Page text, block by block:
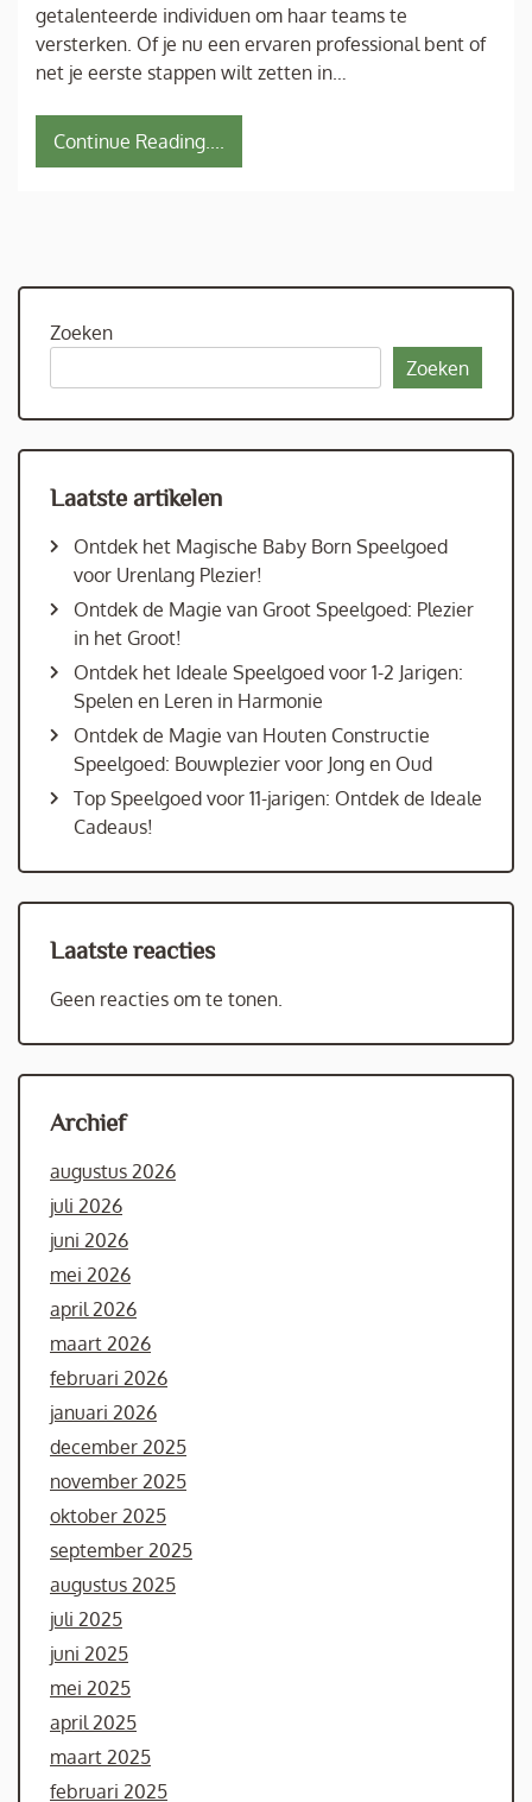
getalenteerde individuen om haar teams te
versterken. Of je nu een ervaren professional bent of
net je eerste stappen wilt zetten in…
Continue Reading....
Zoeken
Zoeken
Laatste artikelen
Ontdek het Magische Baby Born Speelgoed
voor Urenlang Plezier!
Ontdek de Magie van Groot Speelgoed: Plezier
in het Groot!
Ontdek het Ideale Speelgoed voor 1-2 Jarigen:
Spelen en Leren in Harmonie
Ontdek de Magie van Houten Constructie
Speelgoed: Bouwplezier voor Jong en Oud
Top Speelgoed voor 11-jarigen: Ontdek de Ideale
Cadeaus!
Laatste reacties
Geen reacties om te tonen.
Archief
augustus 2026
juli 2026
juni 2026
mei 2026
april 2026
maart 2026
februari 2026
januari 2026
december 2025
november 2025
oktober 2025
september 2025
augustus 2025
juli 2025
juni 2025
mei 2025
april 2025
maart 2025
februari 2025